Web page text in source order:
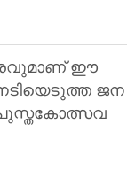
ഈ
ജന